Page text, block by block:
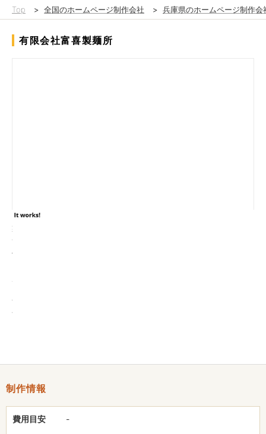
Top > 全国のホームページ制作会社 > 兵庫県のホームページ制作会
有限会社富喜製麺所
製麺所「富喜製麺」様のブランド価値を引き立てるコーポレート
サイトを制作しました。
伝統ある製麺技術と高品質な商品ラインナップを、視覚的にわか
商品カテゴリごとに整理された導線設計により、訪問者が目的の
商品情報にスムーズにたどり着ける構成に。
制作情報
費用目安 -